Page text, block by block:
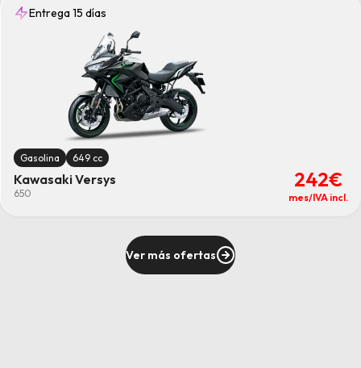
Entrega 15 días
Gasolina 649 cc
Kawasaki Versys
650
242€
mes/IVA incl.
Ver más ofertas